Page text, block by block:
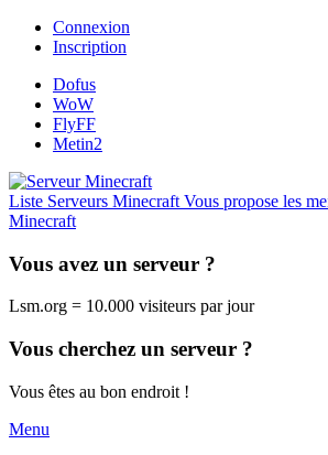
Connexion
Inscription
Dofus
WoW
FlyFF
Metin2
Liste Serveurs Minecraft Vous propose les
Minecraft
Vous avez un serveur ?
Lsm.org = 10.000 visiteurs par jour
Vous cherchez un serveur ?
Vous êtes au bon endroit !
Menu